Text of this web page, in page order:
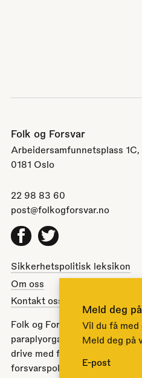
Folk og Forsvar
Arbeidersamfunnetsplass 1C,
0181 Oslo
22 98 83 60
post@folkogforsvar.no
Facebook
Twitter
Sikkerhetspolitisk leksikon
Om oss
Kontakt oss
Folk og Forsvar er en
paraplyorganisasjon opprettet
drive med folkeopplysning
forsvarspolitikk.
Meld deg
Vil du få
Meld deg på
E-post